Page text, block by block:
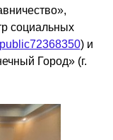
социальных
) и
Город» (г.